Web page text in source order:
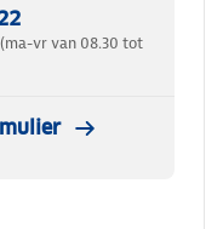
vr van 08.30 tot